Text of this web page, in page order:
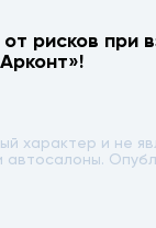
рисков при
характер и не